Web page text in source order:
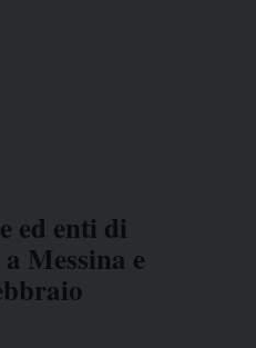
ed enti di
Messina e